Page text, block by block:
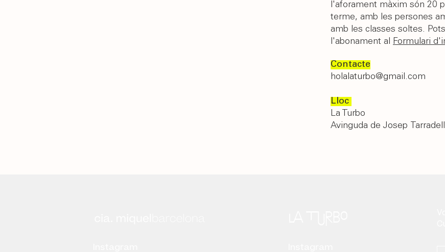
l'aforament màxim són 20
terme, amb les persones
amb les classes soltes.
l'abonament al Formulari
Contacte
holalaturbo@gmail.com
Lloc
La Turbo
Avinguda de Josep